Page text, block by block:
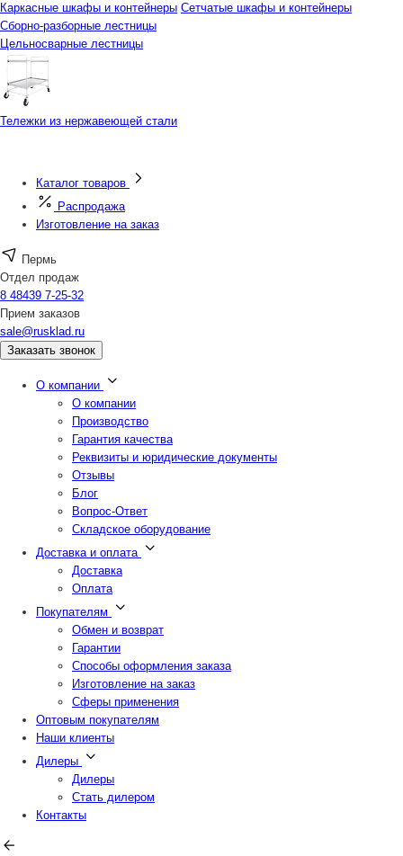
Каркасные шкафы и контейнеры Сетчатые шкафы и контейнеры
Сборно-разборные лестницы
Цельносварные лестницы
Тележки из нержавеющей стали
Каталог товаров
Распродажа
Изготовление на заказ
Пермь
Отдел продаж
8 48439 7-25-32
Прием заказов
sale@rusklad.ru
Заказать звонок
О компании
О компании
Производство
Гарантия качества
Реквизиты и юридические документы
Отзывы
Блог
Вопрос-Ответ
Складское оборудование
Доставка и оплата
Доставка
Оплата
Покупателям
Обмен и возврат
Гарантии
Способы оформления заказа
Изготовление на заказ
Сферы применения
Оптовым покупателям
Наши клиенты
Дилеры
Дилеры
Стать дилером
Контакты